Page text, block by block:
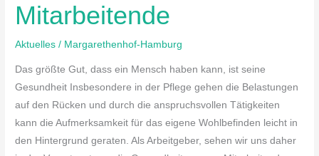
Mitarbeitende
Aktuelles / Margarethenhof-Hamburg
Das größte Gut, dass ein Mensch haben kann, ist seine
Gesundheit Insbesondere in der Pflege gehen die Belastungen
auf den Rücken und durch die anspruchsvollen Tätigkeiten
kann die Aufmerksamkeit für das eigene Wohlbefinden leicht in
den Hintergrund geraten. Als Arbeitgeber, sehen wir uns daher